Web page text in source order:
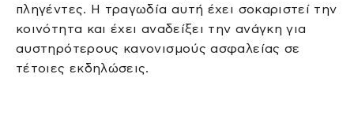
πληγέντες. Η τραγωδία αυτή έχει σοκαριστεί την
κοινότητα και έχει αναδείξει την ανάγκη για
αυστηρότερους κανονισμούς ασφαλείας σε
τέτοιες εκδηλώσεις.